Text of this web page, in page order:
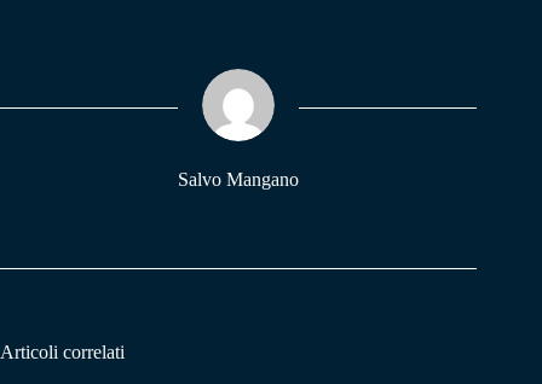
pp m
Salvo Mangano
Articoli correlati